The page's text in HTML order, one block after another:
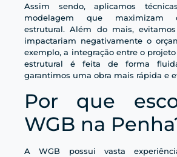
Assim sendo, aplicamos
modelagem que maximizam
estrutural. Além do mais,
impactariam negativamente o
exemplo, a integração entre o
estrutural é feita de forma
garantimos uma obra mais rápida e
Por que
WGB na
A WGB possui vasta